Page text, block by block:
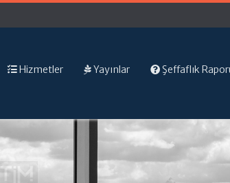
Hizmetler Yayınlar Şeffaflık